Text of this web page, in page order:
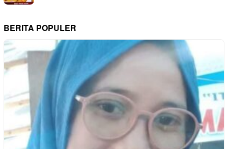
BERITA POPULER